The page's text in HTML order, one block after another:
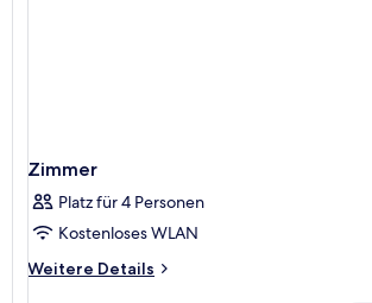
Zimmer
Platz für 4 Personen
Kostenloses WLAN
Weitere Details
Weitere